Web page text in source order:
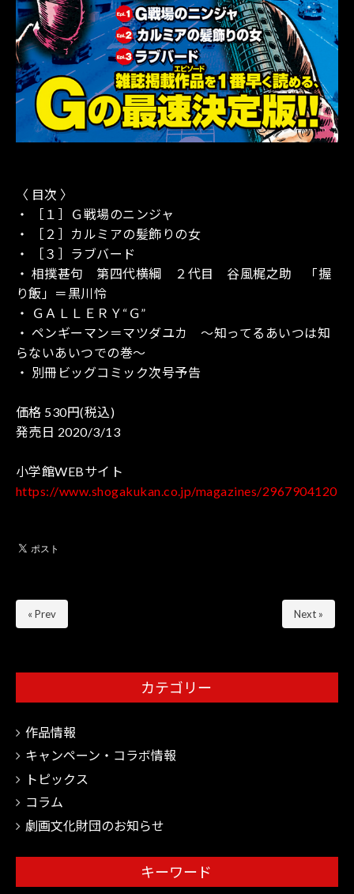
〈 目次 〉
・ ［１］Ｇ戦場のニンジャ
・ ［２］カルミアの髪飾りの女
・ ［３］ラブバード
・ 相撲甚句 第四代横綱 ２代目 谷風梶之助 「握
り飯」＝黒川怜
・ ＧＡＬＬＥＲＹ“Ｇ”
・ ペンギーマン＝マツダユカ ～知ってるあいつは知
らないあいつでの巻～
・ 別冊ビッグコミック次号予告
価格 530円(税込)
発売日 2020/3/13
小学館WEBサイト
https://www.shogakukan.co.jp/magazines/2967904120
« Prev Next »
カテゴリー
作品情報
キャンペーン・コラボ情報
トピックス
コラム
劇画文化財団のお知らせ
キーワード